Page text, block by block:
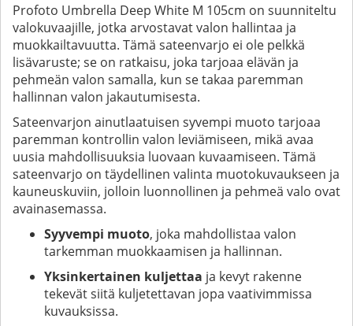
Profoto Umbrella Deep White M 105cm on suunniteltu
valokuvaajille, jotka arvostavat valon hallintaa ja
muokkailtavuutta. Tämä sateenvarjo ei ole pelkkä
lisävaruste; se on ratkaisu, joka tarjoaa elävän ja
pehmeän valon samalla, kun se takaa paremman
hallinnan valon jakautumisesta.
Sateenvarjon ainutlaatuisen syvempi muoto tarjoaa
paremman kontrollin valon leviämiseen, mikä avaa
uusia mahdollisuuksia luovaan kuvaamiseen. Tämä
sateenvarjo on täydellinen valinta muotokuvaukseen ja
kauneuskuviin, jolloin luonnollinen ja pehmeä valo ovat
avainasemassa.
Syyvempi muoto, joka mahdollistaa valon
tarkemman muokkaamisen ja hallinnan.
Yksinkertainen kuljettaa ja kevyt rakenne
tekevät siitä kuljetettavan jopa vaativimmissa
kuvauksissa.